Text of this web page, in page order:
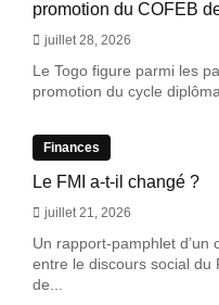
promotion du COFEB
juillet 28, 2026
Le Togo figure parmi les
promotion du cycle
Finances
Le FMI a-t-il changé ?
juillet 21, 2026
Un rapport-pamphlet d’un
entre le discours social du
de...